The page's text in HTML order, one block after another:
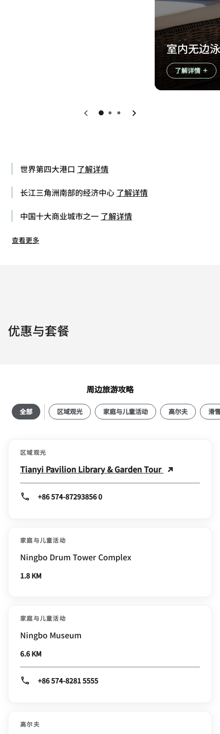
室内无边
了解详情
上一页 下一页
世界第四大港口 了解详情
长江三角洲南部的经济中心 了解详情
中国十大商业城市之一 了解详情
查看更多
优惠与套餐
周边旅游攻略
全部 区域观光 家庭与儿童活动 高尔夫 滑
区域观光
Tianyi Pavilion Library & Garden Tour
+86 574-87293856 0
家庭与儿童活动
Ningbo Drum Tower Complex
1.8 KM
家庭与儿童活动
Ningbo Museum
6.6 KM
+86 574-8281 5555
高尔夫